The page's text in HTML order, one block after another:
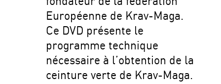
Européenne de Krav-Maga.
Ce DVD présente le
programme technique
nécessaire à l’obtention de la
ceinture verte de Krav-Maga.